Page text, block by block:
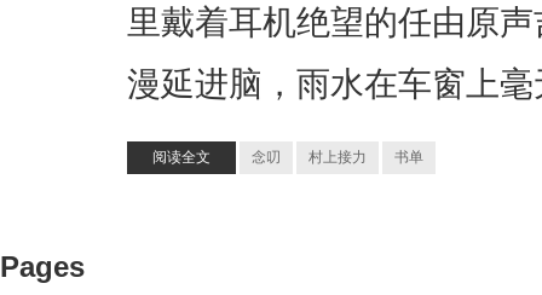
里戴着耳机绝望的任由原
漫延进脑，雨水在车窗上
阅读全文 念叨 村上接力 书单
Pages